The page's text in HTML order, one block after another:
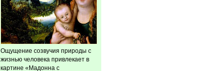
Ощущение созвучия природы с
жизнью человека привлекает в
картине «Мадонна с